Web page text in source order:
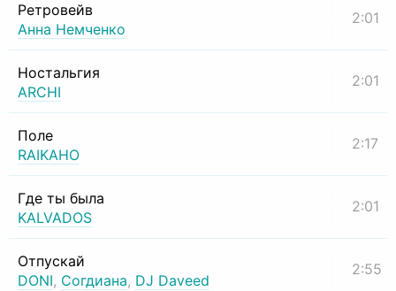
Ретровейв
Анна Немченко
2:01
Ностальгия
ARCHI
2:01
Поле
RAIKAHO
2:17
Где ты была
KALVADOS
2:01
Отпускай
DONI, Согдиана, DJ Daveed
2:55